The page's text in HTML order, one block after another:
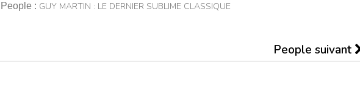
People : GUY MARTIN : LE DERNIER SUBLIME CLASSIQUE
People suivant